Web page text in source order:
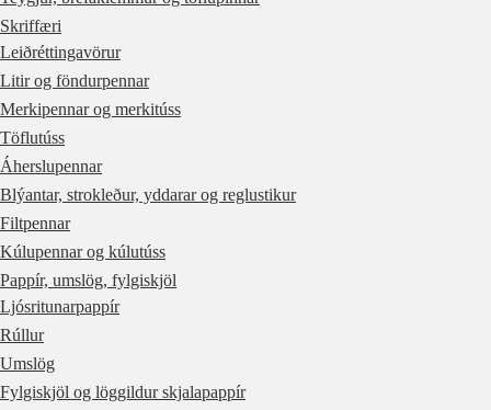
Skriffæri
Leiðréttingavörur
Litir og föndurpennar
Merkipennar og merkitúss
Töflutúss
Áherslupennar
Blýantar, strokleður, yddarar og reglustikur
Filtpennar
Kúlupennar og kúlutúss
Pappír, umslög, fylgiskjöl
Ljósritunarpappír
Rúllur
Umslög
Fylgiskjöl og löggildur skjalapappír